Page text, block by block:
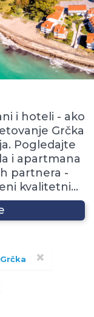
i hoteli - ako
Grčka
Pogledajte
i apartmana
partnera -
kvalitetni...
×
Grčka